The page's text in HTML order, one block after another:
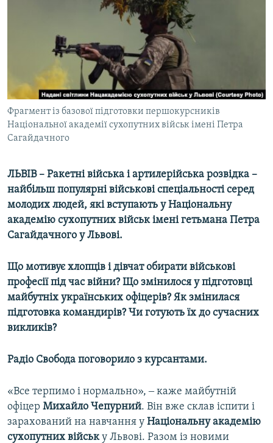
ПОДКАСТИ
КРИМ РЕАЛІЇ
РУС
УКР
КТАТ
ДОЛУЧАЙСЯ!
Усі сайти RFE/RL
Фрагмент із базової підготовки першокурсників
Національної академії сухопутних військ імені Петра
Сагайдачного
ЛЬВІВ – Ракетні війська і артилерійська розвідка –
найбільш популярні військові спеціальності серед
молодих людей, які вступають у Національну
академію сухопутних військ імені гетьмана Петра
Сагайдачного у Львові.
Що мотивує хлопців і дівчат обирати військові
професії під час війни? Що змінилося у підготовці
майбутніх українських офіцерів? Як змінилася
підготовка командирів? Чи готують їх до сучасних
викликів?
Радіо Свобода поговорило з курсантами.
«Все терпимо і нормально», ‒ каже майбутній
офіцер Михайло Чепурний. Він вже склав іспити і
зарахований на навчання у Національну академію
сухопутних війську Львові. Разом із новими